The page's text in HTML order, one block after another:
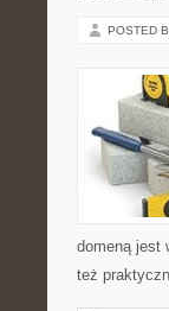
POSTED
domeną jest
też